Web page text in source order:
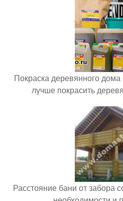
Покраска деревянного
лучше покрасить
Расстояние бани от забора